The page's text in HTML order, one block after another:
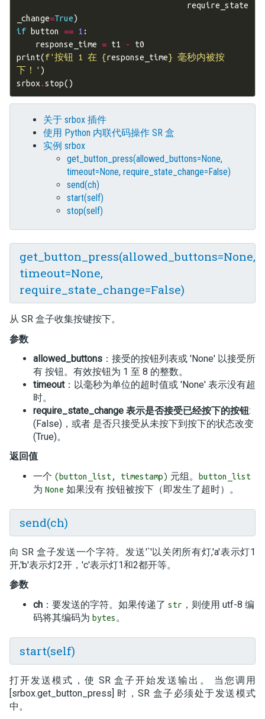
require_state
_change=True)
if button == 1 :
response_time
= t1 -
t0
print(f'按钮 1 在 {response_time} 毫秒内被按
下！' )
srbox.stop()
关于 srbox 插件
使用 Python 内联代码操作 SR 盒
实例 srbox
get_button_press(allowed_buttons=None,
timeout=None, require_state_change=False)
send(ch)
start(self)
stop(self)
get_button_press(allowed_buttons=None,
timeout=None,
require_state_change=False)
从 SR 盒子收集按键按下。
参数
allowed_buttons ：接受的按钮列表或 'None' 以接受所
有 按钮。有效按钮为 1 至 8 的整数。
timeout：以毫秒为单位的超时值或 'None' 表示没有超
时。
require_state_change 表示是否接受已经按下的按钮:
(False)，或者 是否只接受从未按下到按下的状态改变
(True)。
返回值
一个 (button_list, timestamp) 元组。 button_list
为 None 如果没有 按钮被按下（即发生了超时）。
send(ch)
向 SR 盒子发送一个字符。发送'`'以关闭所有灯,'a'表示灯1
开,'b'表示灯2开，'c'表示灯1和2都开等。
参数
ch ：要发送的字符。如果传递了 str ，则使用 utf-8 编
码将其编码为 bytes。
start(self)
打开发送模式，使 SR 盒子开始发送输出。 当您调用
[srbox.get_button_press] 时，SR 盒子必须处于发送模式
中。